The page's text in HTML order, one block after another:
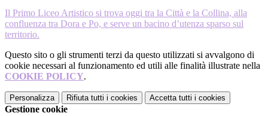
Il Primo Liceo Artistico si trova oggi tra la Città e la Collina, alla
confluenza tra Dora e Po, e serve un bacino d’utenza sparso sul
territorio.
Questo sito o gli strumenti terzi da questo utilizzati si avvalgono di
cookie necessari al funzionamento ed utili alle finalità illustrate nella
COOKIE POLICY.
Personalizza Rifiuta tutti i cookies Accetta tutti i cookies
Gestione cookie